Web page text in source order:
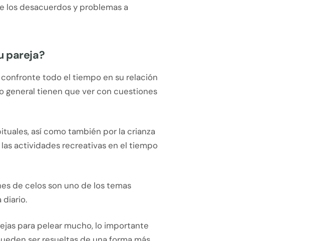
los desacuerdos y problemas a
pareja?
todo el tiempo en su relación
general tienen que ver con cuestiones
así como también por la crianza
actividades recreativas en el tiempo
de celos son uno de los temas
diario.
para pelear mucho, lo importante